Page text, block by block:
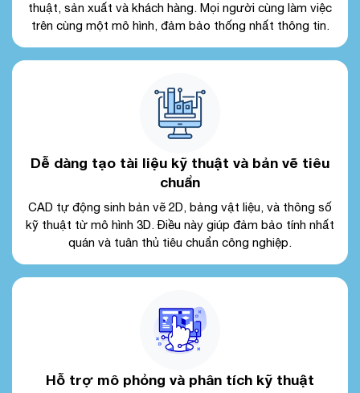
thuật, sản xuất và khách hàng. Mọi người cùng làm việc
trên cùng một mô hình, đảm bảo thống nhất thông tin.
Dễ dàng tạo tài liệu kỹ thuật và bản vẽ tiêu
chuẩn
CAD tự động sinh bản vẽ 2D, bảng vật liệu, và thông số
kỹ thuật từ mô hình 3D. Điều này giúp đảm bảo tính nhất
quán và tuân thủ tiêu chuẩn công nghiệp.
Hỗ trợ mô phỏng và phân tích kỹ thuật